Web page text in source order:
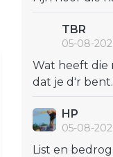
TBR
05-08-
Wat heeft die
dat je d'r
HP
05-08-
List en